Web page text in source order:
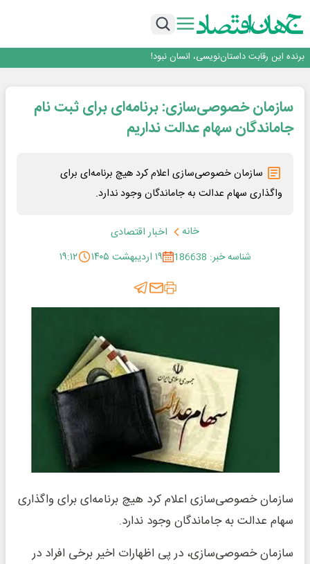
بانک تجارت، تأمین‌کننده مالی پروژه بازسازی فازهای ۴ و ۵ پارس حنوبی
جمنای دستیار اصلی گوشی‌های اندرویدی می‌شود
برنده این رقابت داستان‌نویسی، انسان نبود!
متا وارد رقابت ابزارهای هوش مصنوعی برنامه‌نویسی شد
بانک تجارت، تأمین‌کننده مالی پروژه بازسازی فازهای ۴ و ۵ پارس حنوبی
جمنای دستیار اصلی گوشی‌های اندرویدی می‌شود
سازمان خصوصی‌سازی: برنامه‌ای برای ثبت نام
جاماندگان سهام عدالت نداریم
سازمان خصوصی‌سازی اعلام کرد هیچ برنامه‌­ای برای
واگذاری سهام عدالت به جاماندگان وجود ندارد.
خانه
اخبار اقتصادی
شناسه خبر: 186638
۱۹ اردیبهشت ۱۴۰۵ ۱۹:۱۲
سازمان خصوصی‌سازی اعلام کرد هیچ برنامه‌­ای برای واگذاری
سهام عدالت به جاماندگان وجود ندارد.
سازمان خصوصی‌سازی، در پی اظهارات اخیر برخی افراد در